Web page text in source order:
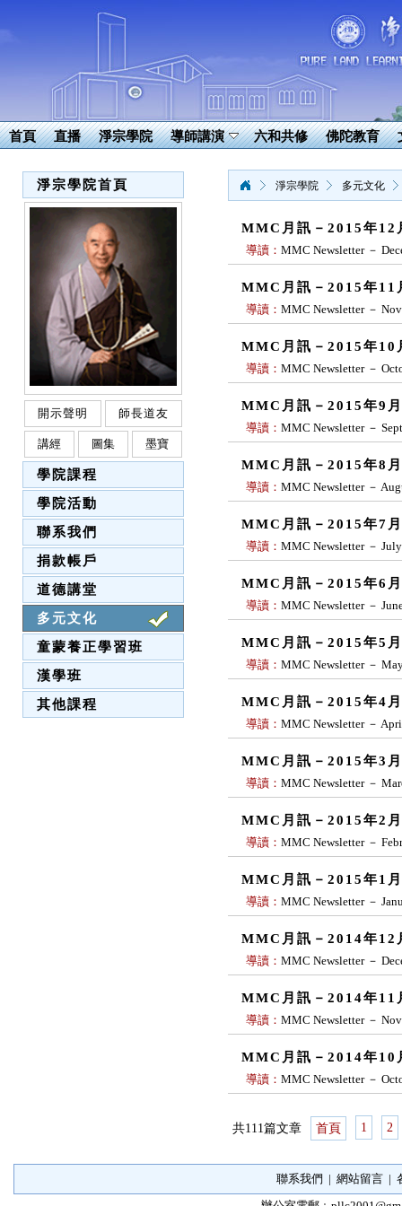
首頁 直播 淨宗學院 導師講演 六和共修 佛陀教育
淨宗學院首頁
開示聲明 師長道友
講經 圖集 墨寶
學院課程
學院活動
聯系我們
捐款帳戶
道德講堂
多元文化
童蒙養正學習班
漢學班
其他課程
淨宗學院 多元文化
MMC月訊－2015年12
導讀： MMC Newsletter －
MMC月訊－2015年11
導讀： MMC Newsletter －
MMC月訊－2015年10
導讀： MMC Newsletter －
MMC月訊－2015年9
導讀： MMC Newsletter －
MMC月訊－2015年8
導讀： MMC Newsletter －
MMC月訊－2015年7
導讀： MMC Newsletter －
MMC月訊－2015年6
導讀： MMC Newsletter －
MMC月訊－2015年5
導讀： MMC Newsletter －
MMC月訊－2015年4
導讀： MMC Newsletter －
MMC月訊－2015年3
導讀： MMC Newsletter －
MMC月訊－2015年2
導讀： MMC Newsletter －
MMC月訊－2015年1
導讀： MMC Newsletter －
MMC月訊－2014年12
導讀： MMC Newsletter －
MMC月訊－2014年11
導讀： MMC Newsletter －
MMC月訊－2014年10
導讀： MMC Newsletter －
共111篇文章 首頁 1 2
聯系我們 | 網站留言|